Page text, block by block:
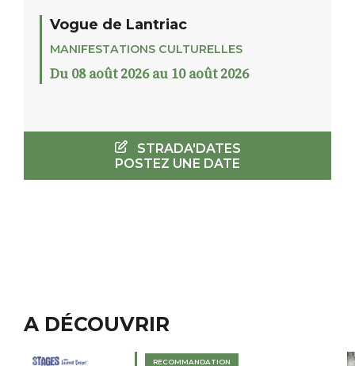
Vogue de Lantriac
MANIFESTATIONS CULTURELLES
Du 08 août 2026 au 10 août 2026
STRADA'DATES
POSTEZ UNE DATE
A DÉCOUVRIR
RECOMMANDATION